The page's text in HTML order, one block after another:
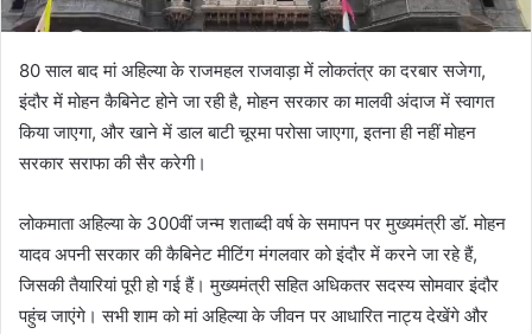
80 साल बाद मां अहिल्या के राजमहल राजवाड़ा में लोकतंत्र का दरबार सजेगा,
इंदौर में मोहन कैबिनेट होने जा रही है, मोहन सरकार का मालवी अंदाज में स्वागत
किया जाएगा, और खाने में डाल बाटी चूरमा परोसा जाएगा, इतना ही नहीं मोहन
सरकार सराफा की सैर करेगी।
लोकमाता अहिल्या के 300वीं जन्म शताब्दी वर्ष के समापन पर मुख्यमंत्री डॉ. मोहन
यादव अपनी सरकार की कैबिनेट मीटिंग मंगलवार को इंदौर में करने जा रहे हैं,
जिसकी तैयारियां पूरी हो गई हैं। मुख्यमंत्री सहित अधिकतर सदस्य सोमवार इंदौर
पहुंच जाएंगे। सभी शाम को मां अहिल्या के जीवन पर आधारित नाट्य देखेंगे और